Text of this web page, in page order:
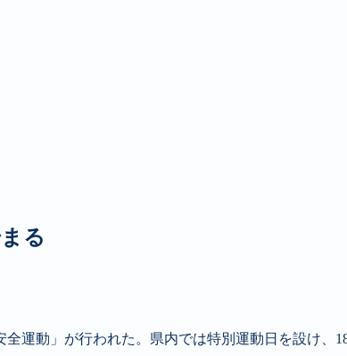
る
全運動」が行われた。県内では特別運動日を設け、